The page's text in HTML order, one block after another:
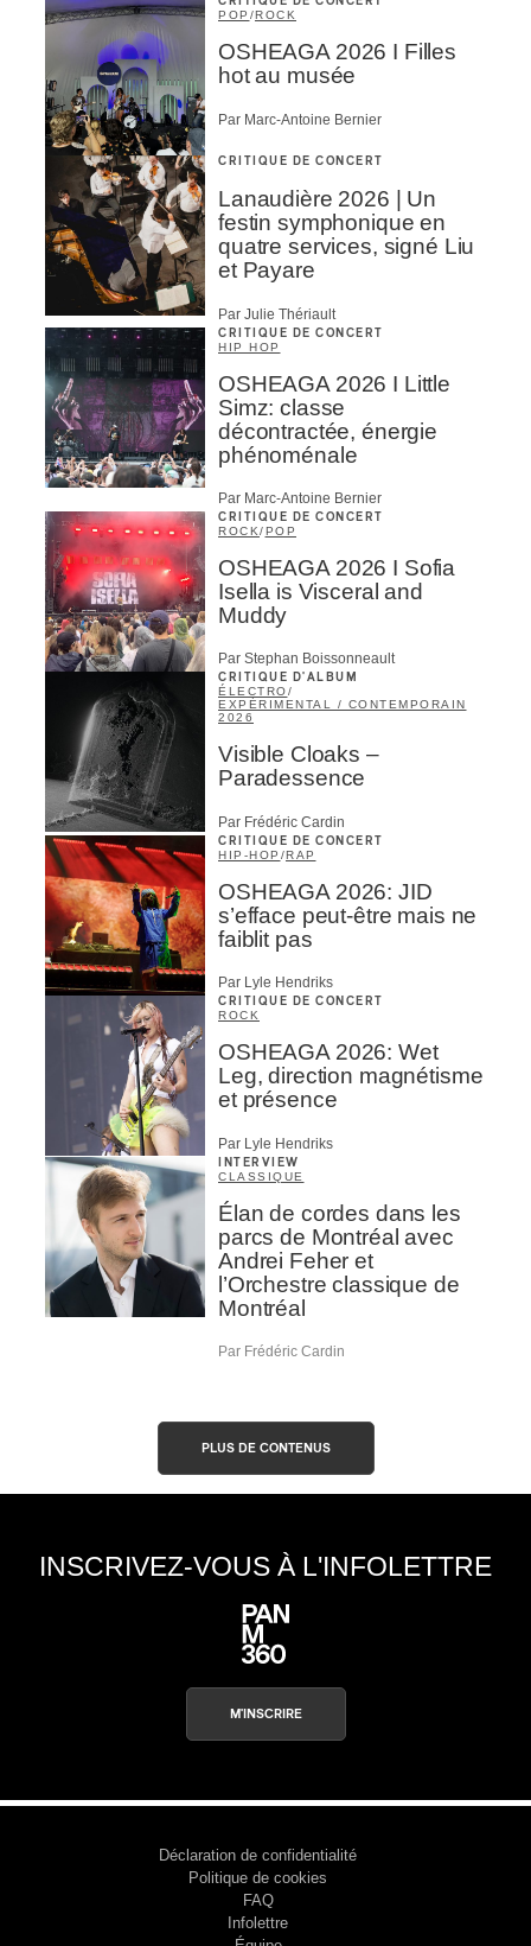
POP /ROCK
OSHEAGA 2026 I Filles
hot au musée
Par Marc-Antoine Bernier
CRITIQUE DE CONCERT
Lanaudière 2026 | Un
festin symphonique en
quatre services, signé Liu
et Payare
Par Julie Thériault
CRITIQUE DE CONCERT
HIP HOP
OSHEAGA 2026 I Little
Simz: classe
décontractée, énergie
phénoménale
Par Marc-Antoine Bernier
CRITIQUE DE CONCERT
ROCK/POP
OSHEAGA 2026 I Sofia
Isella is Visceral and
Muddy
Par Stephan Boissonneault
CRITIQUE D'ALBUM
ÉLECTRO/
EXPÉRIMENTAL / CONTEMPORAIN
2026
Visible Cloaks –
Paradessence
Par Frédéric Cardin
CRITIQUE DE CONCERT
HIP-HOP /RAP
OSHEAGA 2026: JID
s’efface peut-être mais ne
faiblit pas
Par Lyle Hendriks
CRITIQUE DE CONCERT
ROCK
OSHEAGA 2026: Wet
Leg, direction magnétisme
et présence
Par Lyle Hendriks
INTERVIEW
CLASSIQUE
Élan de cordes dans les
parcs de Montréal avec
Andrei Feher et
l’Orchestre classique de
Montréal
Par Frédéric Cardin
PLUS DE CONTENUS
INSCRIVEZ-VOUS À L'INFOLETTRE
M'INSCRIRE
Déclaration de confidentialité
Politique de cookies
FAQ
Infolettre